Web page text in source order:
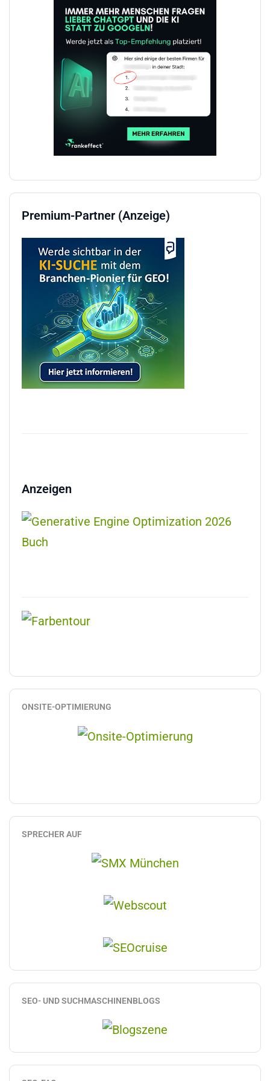
Premium-Partner (Anzeige)
Anzeigen
ONSITE-OPTIMIERUNG
SPRECHER AUF
SEO- UND SUCHMASCHINENBLOGS